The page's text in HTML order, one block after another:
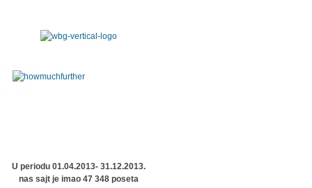
U periodu 01.04.2013- 31.12.2013.
nas sajt je imao 47 348 poseta